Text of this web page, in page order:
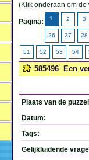
(Klik onderaan om
Pagina: 1 2 3
26 27 28
51 52 53 54
585496 Een
Plaats van de
Datum:
Tags:
Gelijkluidende